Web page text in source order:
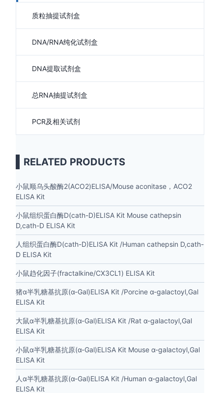
质粒抽提试剂盒
DNA/RNA纯化试剂盒
DNA提取试剂盒
总RNA抽提试剂盒
PCR及相关试剂
RELATED PRODUCTS
小鼠顺乌头酸酶2(ACO2)ELISA/Mouse aconitase，ACO2
ELISA Kit
小鼠组织蛋白酶D(cath-D)ELISA Kit Mouse cathepsin
D,cath-D ELISA Kit
人组织蛋白酶D(cath-D)ELISA Kit /Human cathepsin D,cath-
D ELISA Kit
小鼠趋化因子(fractalkine/CX3CL1) ELISA Kit
猪α半乳糖基抗原(α-Gal)ELISA Kit /Porcine α-galactoyl,Gal
ELISA Kit
大鼠α半乳糖基抗原(α-Gal)ELISA Kit /Rat α-galactoyl,Gal
ELISA Kit
小鼠α半乳糖基抗原(α-Gal)ELISA Kit Mouse α-galactoyl,Gal
ELISA Kit
人α半乳糖基抗原(α-Gal)ELISA Kit /Human α-galactoyl,Gal
ELISA Kit